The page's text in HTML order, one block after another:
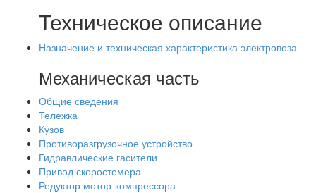
Техническое описание
Назначение и техническая характеристика электровоза
Механическая часть
Общие сведения
Тележка
Кузов
Противоразгрузочное устройство
Гидравлические гасители
Привод скоростемера
Редуктор мотор-компрессора